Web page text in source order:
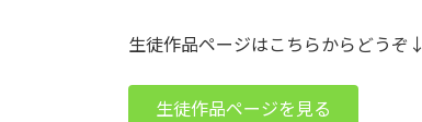
生徒作品ページはこちらからどうぞ↓
生徒作品ページを見る